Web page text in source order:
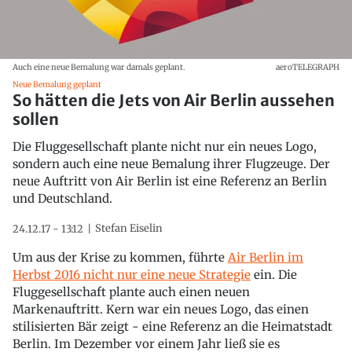
Auch eine neue Bemalung war damals geplant.
aeroTELEGRAPH
Neue Bemalung geplant
So hätten die Jets von Air Berlin aussehen
sollen
Die Fluggesellschaft plante nicht nur ein neues Logo,
sondern auch eine neue Bemalung ihrer Flugzeuge. Der
neue Auftritt von Air Berlin ist eine Referenz an Berlin
und Deutschland.
24.12.17 - 13:12 Stefan Eiselin
Um aus der Krise zu kommen, führte Air Berlin im
Herbst 2016 nicht nur eine neue Strategie ein. Die
Fluggesellschaft plante auch einen neuen
Markenauftritt. Kern war ein neues Logo, das einen
stilisierten Bär zeigt - eine Referenz an die Heimatstadt
Berlin. Im Dezember vor einem Jahr ließ sie es